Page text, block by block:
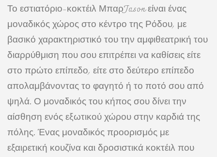
Το εστιατόριο-κοκτέιλ ΜπαρJason είναι ένας
μοναδικός χώρος στο κέντρο της Ρόδου, με
βασικό χαρακτηριστικό του την αμφιθεατρική του
διαρρύθμιση που σου επιτρέπει να καθίσεις είτε
στο πρώτο επίπεδο, είτε στο δεύτερο επίπεδο
απολαμβάνοντας το φαγητό ή το ποτό σου από
ψηλά. Ο μοναδικός του κήπος σου δίνει την
αίσθηση ενός εξωτικού χώρου στην καρδιά της
πόλης. Ένας μοναδικός προορισμός με
εξαιρετική κουζίνα και δροσιστικά κοκτέιλ που